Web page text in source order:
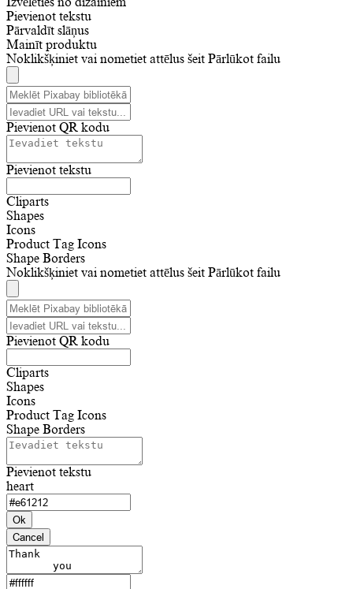
Pievienot tekstu
Pārvaldīt slāņus
Mainīt produktu
Noklikšķiniet vai nometiet attēlus šeit Pārlūkot failu
Pievienot QR kodu
Pievienot tekstu
Cliparts
Shapes
Icons
Product Tag Icons
Shape Borders
Noklikšķiniet vai nometiet attēlus šeit Pārlūkot failu
Pievienot QR kodu
Cliparts
Shapes
Icons
Product Tag Icons
Shape Borders
Pievienot tekstu
heart
Ok
Cancel